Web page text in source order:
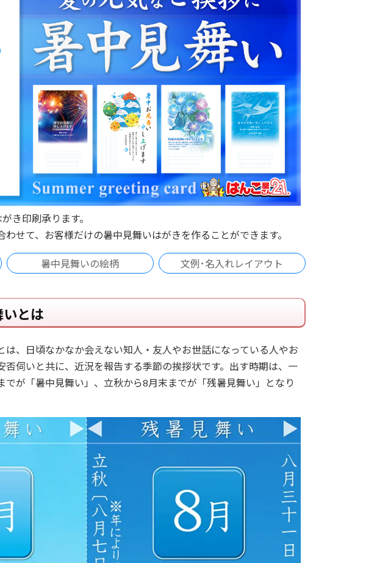
き印刷承ります。
せて、お客様だけの暑中見舞いはがきを作ることができます。
暑中見舞いの絵柄 文例･名入れレイアウト
とは
は、日頃なかなか会えない知人・友人やお世話になっている人やお
否伺いと共に、近況を報告する季節の挨拶状です。出す時期は、一
でが「暑中見舞い」、立秋から8月末までが「残暑見舞い」となり